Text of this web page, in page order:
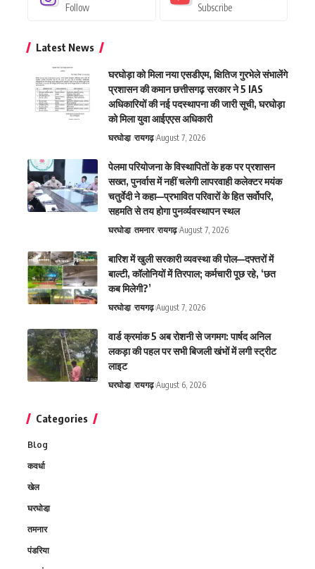
Follow Subscribe
Latest News
घरघोड़ा को मिला नया एसडीएम, क्षितिज गुरभेले संभालेंगे
प्रशासन की कमान छत्तीसगढ़ सरकार ने 5 IAS
अधिकारियों की नई पदस्थापना की जारी सूची, घरघोड़ा
को मिला युवा आईएएस अधिकारी
घरघोडा़ रायगढ़ August 7, 2026
पेलमा परियोजना के विस्थापितों के हक पर प्रशासन
सख्त, पुनर्वास में नहीं चलेगी लापरवाही कलेक्टर मयंक
चतुर्वेदी ने कहा—प्रभावित परिवारों के हित सर्वोपरि,
सहमति से तय होगा पुनर्व्यवस्थापन स्थल
घरघोडा़ तमनार रायगढ़ August 7, 2026
बारिश में खुली सरकारी व्यवस्था की पोल—दफ्तरों में
बाल्टी, कॉलोनियों में तिरपाल; कर्मचारी पूछ रहे, ‘छत
कब मिलेगी?’
घरघोडा़ रायगढ़ August 7, 2026
वार्ड क्रमांक 5 अब रोशनी से जगमग: पार्षद अनिल
लकड़ा की पहल पर सभी बिजली खंभों में लगी स्ट्रीट
लाइट
घरघोडा़ रायगढ़ August 6, 2026
Categories
Blog
कवर्धा
खेल
घरघोडा़
तमनार
पंडरिया